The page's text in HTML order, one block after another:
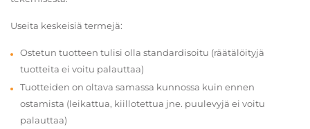
Useita keskeisiä termejä:
Ostetun tuotteen tulisi olla standardisoitu (räätälöityjä
tuotteita ei voitu palauttaa)
Tuotteiden on oltava samassa kunnossa kuin ennen
ostamista (leikattua, kiillotettua jne. puulevyjä ei voitu
palauttaa)